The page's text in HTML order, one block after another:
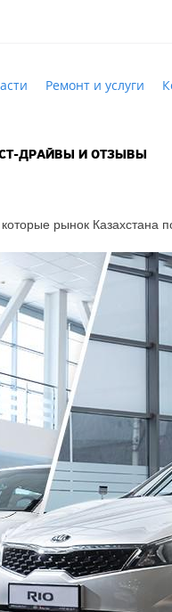
Ремонт и услуги
ДРАЙВЫ И ОТЗЫВЫ
рынок Казахстана